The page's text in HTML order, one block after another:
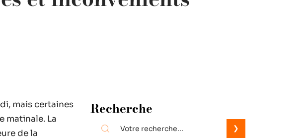
mais certaines
matinale. La
de la
Recherche